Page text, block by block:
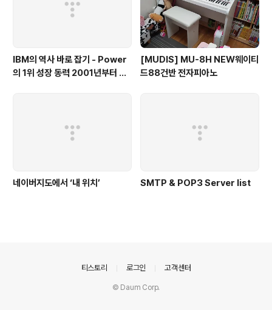
IBM의 역사 바로 잡기 - Power
의 1위 성장 동력 2001년부터 가
[MUDIS] MU-8H NEW웨이티
드88건반 전자피아노
네이버지도에서 ‘내 위치’ SMTP & POP3 Server list
티스토리 로그인 고객센터
© Daum Corp.